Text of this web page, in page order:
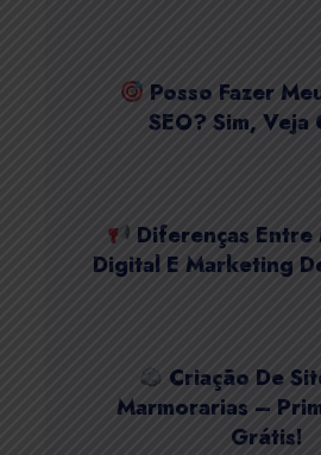
Posso Fazer
SEO? Sim, Veja
Diferenças
Digital E Marketing
Criação De
Marmorarias –
Grátis!